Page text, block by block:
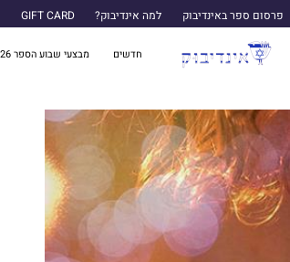
פרסום ספר באינדיבוק למה אינדיבוק? GIFT CARD
חדשים מבצעי שבוע הספר 2026